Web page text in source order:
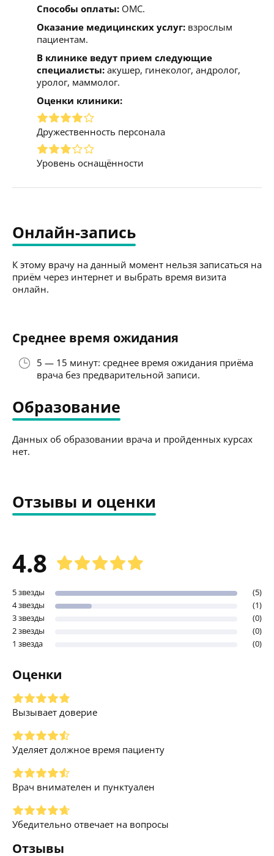
Способы оплаты: ОМС.
Оказание медицинских услуг: взрослым
пациентам.
В клинике ведут прием следующие
специалисты: акушер, гинеколог, андролог,
уролог, маммолог.
Оценки клиники:
Дружественность персонала
Уровень оснащённости
Онлайн-запись
К этому врачу на данный момент нельзя записаться на
приём через интернет и выбрать время визита
онлайн.
Среднее время ожидания
5 — 15 минут: среднее время ожидания приёма
врача без предварительной записи.
Образование
Данных об образовании врача и пройденных курсах
нет.
Отзывы и оценки
4.8
5 звезды
(5)
4 звезды
(1)
3 звезды
(0)
2 звезды
(0)
1 звезда
(0)
Оценки
Вызывает доверие
Уделяет должное время пациенту
Врач внимателен и пунктуален
Убедительно отвечает на вопросы
Отзывы